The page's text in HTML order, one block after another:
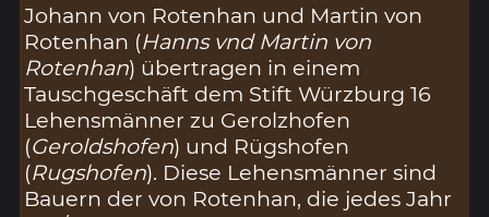
Johann von Rotenhan und Martin von
Rotenhan (Hanns vnd Martin von
Rotenhan) übertragen in einem
Tauschgeschäft dem Stift Würzburg 16
Lehensmänner zu Gerolzhofen
(Geroldshofen) und Rügshofen
(Rugshofen). Diese Lehensmänner sind
Bauern der von Rotenhan, die jedes Jahr